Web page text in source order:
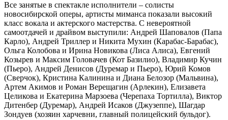
Все занятые в спектакле исполнители – солисты
новосибирской оперы, артисты миманса показали высокий
класс вокала и актерского мастерства. С невероятной
самоотдачей и драйвом выступили: Андрей Шаповалов (Папа
Карло), Андрей Триллер и Никита Мухин (Карабас-Барабас),
Ольга Колобова и Ирина Новикова (Лиса Алиса), Евгений
Козырев и Максим Головачев (Кот Базилио), Владимир Кучин
(Пьеро), Андрей Денисов (Дуремар и Пьеро), Юрий Комов
(Сверчок), Кристина Калинина и Диана Белозор (Мальвина),
Артем Акимов и Роман Верещагин (Арлекин), Елизавета
Целикова и Екатерина Марзоева (Черепаха Тортилла), Виктор
Дитенбер (Дуремар), Андрей Исаков (Джузеппе), Шагдар
Зондуев (хозяин харчевни, главный полицейский бульдог).